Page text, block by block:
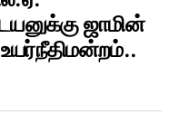
ஜாமின்